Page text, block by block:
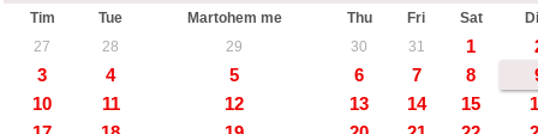
Tim Tue Martohem me Thu Fri Sat
27
28 29 30 31 1
3
4 5 6 7 8
10
11 12 13 14 15